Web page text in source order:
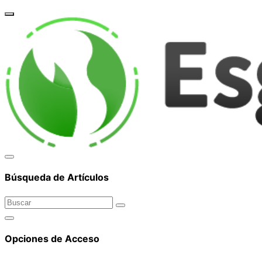
Búsqueda de Artículos
Opciones de Acceso